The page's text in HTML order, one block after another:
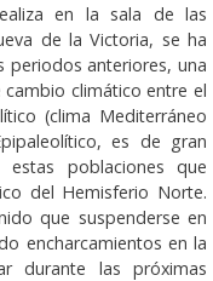
en la sala de las
de la Victoria, se ha
anteriores, una
climático entre el
(clima Mediterráneo
es de gran
poblaciones que
del Hemisferio Norte.
que suspenderse en
encharcamientos en la
durante las próximas